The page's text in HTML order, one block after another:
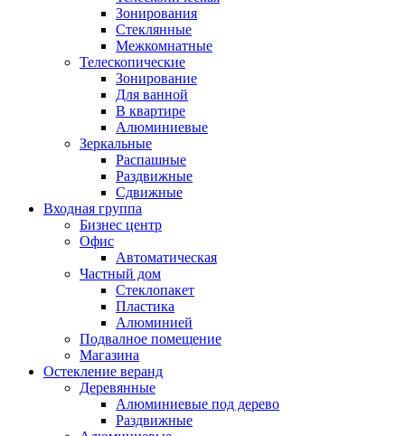
Зонирования
Стеклянные
Межкомнатные
Телескопические
Зонирование
Для ванной
В квартире
Алюминиевые
Зеркальные
Распашные
Раздвижные
Сдвижные
Входная группа
Бизнес центр
Офис
Автоматическая
Частный дом
Стеклопакет
Пластика
Алюминией
Подвалное помещение
Магазина
Остекление веранд
Деревянные
Алюминиевые под дерево
Раздвижные